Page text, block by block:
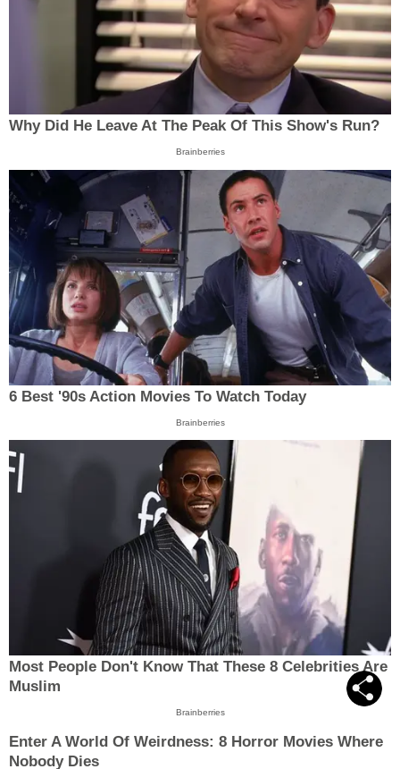
Why Did He Leave At The Peak Of This Show's Run?
Brainberries
6 Best '90s Action Movies To Watch Today
Brainberries
Most People Don't Know That These 8 Celebrities Are
Muslim
Brainberries
Enter A World Of Weirdness: 8 Horror Movies Where
Nobody Dies